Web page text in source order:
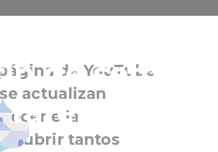
de semana?
de YouTube
actualizan
la
tantos